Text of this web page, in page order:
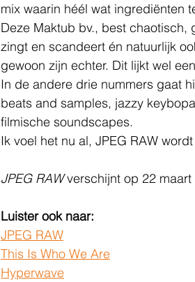
mix waarin héél wat ingrediënten
Deze Maktub bv., best chaotisch,
zingt en scandeert én natuurlijk
gewoon zijn echter. Dit lijkt wel
In de andere drie nummers gaat
beats and samples, jazzy
filmische soundscapes.
Ik voel het nu al, JPEG RAW
JPEG RAW verschijnt op 22 maart
Luister ook naar:
JPEG RAW
This Is Who We Are
Hyperwave